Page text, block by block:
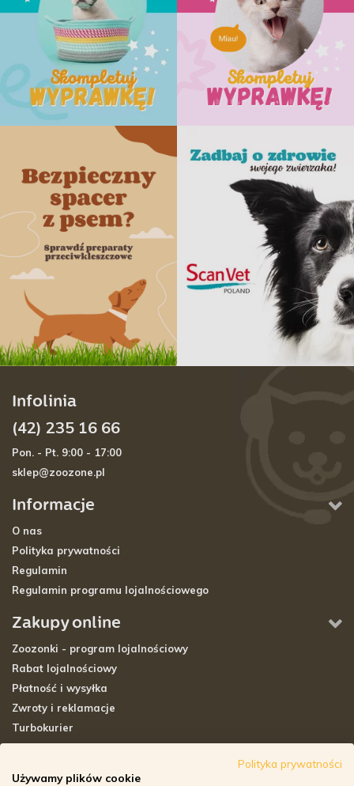
Informacje
O nas
Polityka prywatności
Regulamin
Regulamin programu lojalnościowego
Zakupy online
Zoozonki - program lojalnościowy
Rabat lojalnościowy
Płatność i wysyłka
Zwroty i reklamacje
Turbokurier
Infolinia
(42) 235 16 66
Pon. - Pt. 9:00 - 17:00
sklep@zoozone.pl
Polityka prywatności
Używamy plików cookie